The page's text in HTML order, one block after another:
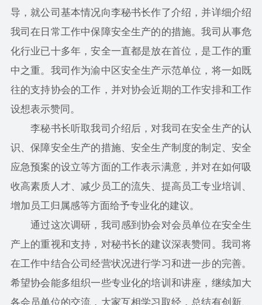
导，就公司基本情况向李秘书长作了介绍，并详细介绍
我司在日常工作中保障安全生产的的措施。我司从事危
化行业已十多年，安全一直都是放在首位，是工作的重
中之重。我司作为渝中区安全生产示范单位，将一如既
往的支持协会的工作，并对协会近期的工作安排和工作
设想表示赞同。
李秘书长听取我司介绍后，对我司在安全生产的认
识、保障安全生产的措施、安全生产制度的制定、安全
应急预案的设立等方面的工作表示满意，并对在如何吸
收高素质人才、减少员工的流失、提高员工专业培训、
增加员工归属感等方面给予专业化的建议。
通过这次调研，我司感到协会对会员单位在安全生
产上的重视和支持，对秘书长的建议深表赞同。我司将
在工作中结合公司经营状况进行学习和进一步的完善。
希望协会能多组织一些专业化的培训和讲座，继续加大
各会员单位的交流，大家互相学习取经，总结有创新、